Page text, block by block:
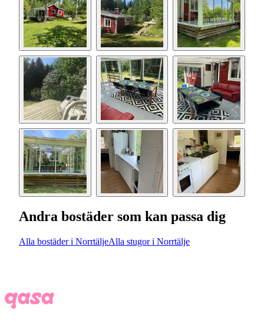
Andra bostäder som kan passa dig
Alla bostäder i NorrtäljeAlla stugor i Norrtälje